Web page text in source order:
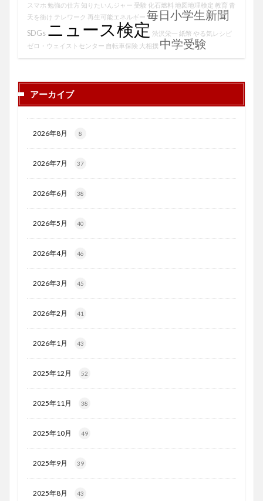
スマホ 勉強の仕方 知りたいんジャー 受験 化石燃料 地図地理検定 教育 青
天を衝け テレワーク 再生可能エネルギー 毎日小学生新聞
SDGs ニュース検定 渋沢栄一 紙幣 やる気レシピ
ゼロ・ウェイストセンター 自転車保険 大相撲 中学受験
アーカイブ
2026年8月 8
2026年7月 37
2026年6月 38
2026年5月 40
2026年4月 46
2026年3月 45
2026年2月 41
2026年1月 43
2025年12月 52
2025年11月 38
2025年10月 49
2025年9月 39
2025年8月 43